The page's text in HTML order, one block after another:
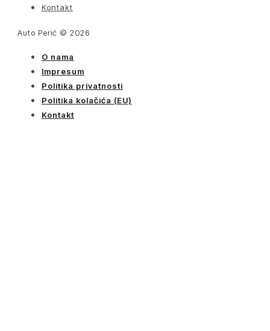
Kontakt
Auto Perić © 2026
O nama
Impresum
Politika privatnosti
Politika kolačića (EU)
Kontakt